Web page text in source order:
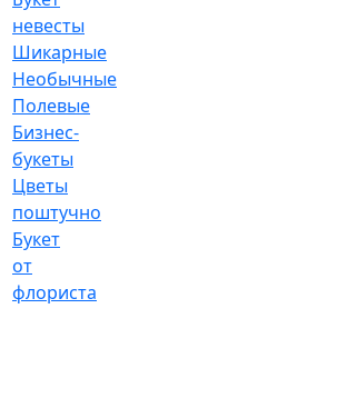
невесты
Шикарные
Необычные
Полевые
Бизнес-
букеты
Цветы
поштучно
Букет
от
флориста